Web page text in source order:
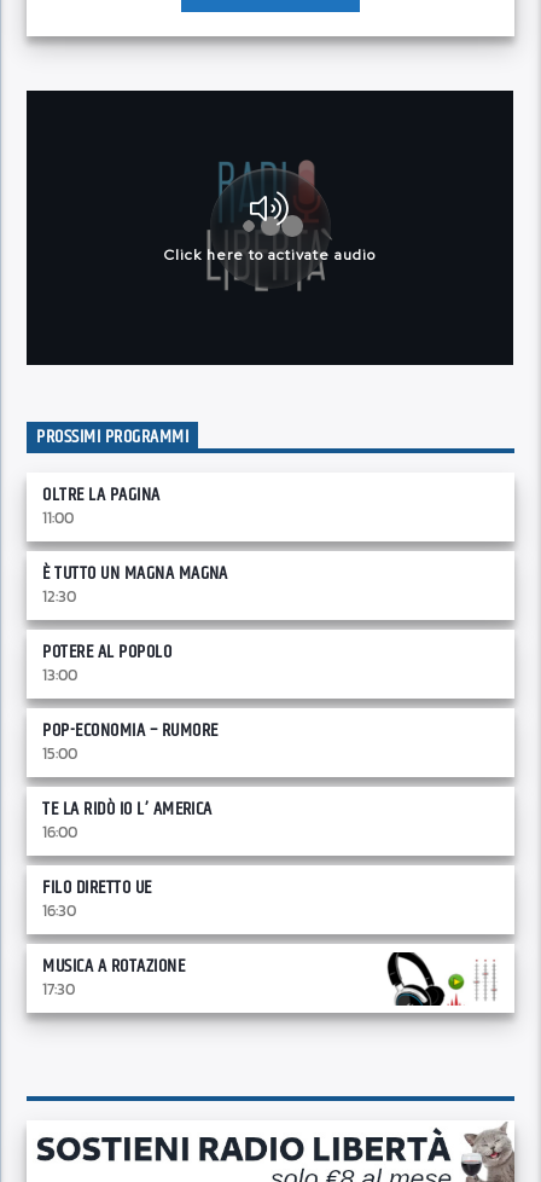
PROSSIMI PROGRAMMI
OLTRE LA PAGINA
11:00
È TUTTO UN MAGNA MAGNA
12:30
POTERE AL POPOLO
13:00
POP-ECONOMIA – RUMORE
15:00
TE LA RIDÒ IO L’ AMERICA
16:00
FILO DIRETTO UE
16:30
MUSICA A ROTAZIONE
17:30